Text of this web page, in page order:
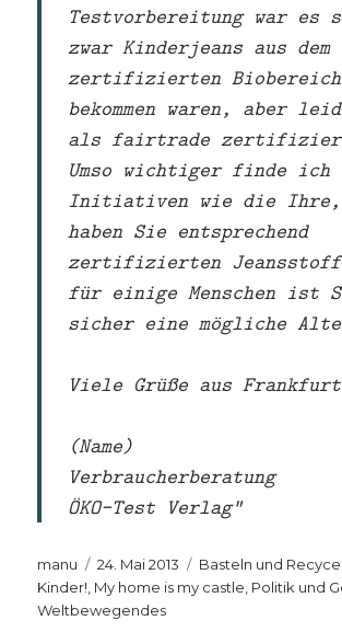
Testvorbereitung war es
zwar Kinderjeans aus dem
zertifizierten
bekommen waren, aber
als fairtrade
Umso wichtiger finde ich
Initiativen wie die Ihre,
haben Sie entsprechend
zertifizierten Jeansstoff
für einige Menschen ist
sicher eine mögliche
Viele Grüße aus Frankfurt
(Name)
Verbraucherberatung
ÖKO-Test Verlag“
Autor
manu
Veröffentlicht
am
24. Mai 2013 Kategorien
Basteln und
Kinder! My home is my castle Politik und
Weltbewegendes